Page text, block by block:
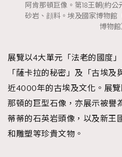
阿肯那頓巨像。第18王朝(約公
砂岩、顔料。埃及國家博物館
博物館
展覽以4大單元「法老的國度
「薩卡拉的秘密」及「古埃
近4000年的古埃及文化。展
那頓的巨型石像，亦展示被譽
蒂蒂的石英岩頭像，以及新王
和雕塑等珍貴文物。